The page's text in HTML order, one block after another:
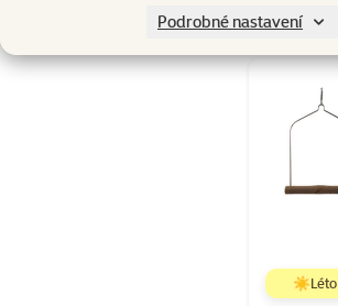
Podrobné nastavení
☀️Léto